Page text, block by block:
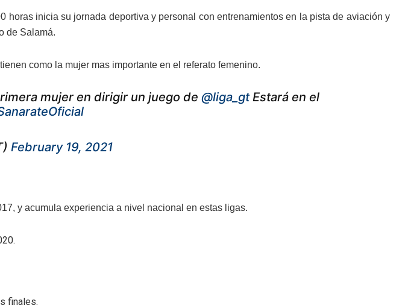
horas inicia su jornada deportiva y personal con entrenamientos en la pista de aviación y
de Salamá.
como la mujer mas importante en el referato femenino.
mujer en dirigir un juego de @liga_gtEstará en el
February 19, 2021
y acumula experiencia a nivel nacional en estas ligas.
finales.